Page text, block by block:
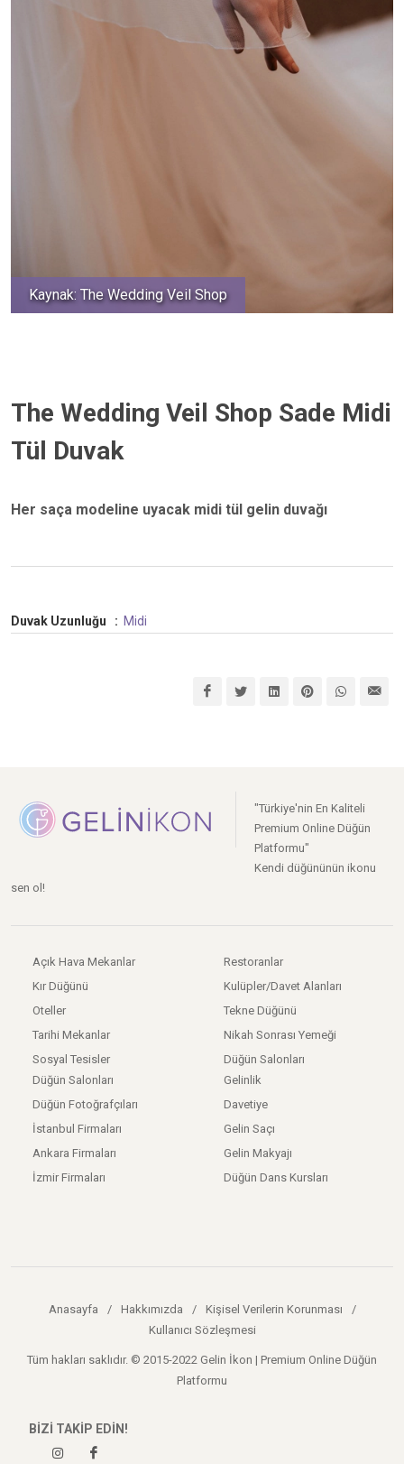
Kaynak: The Wedding Veil Shop
The Wedding Veil Shop Sade Midi
Tül Duvak
Her saça modeline uyacak midi tül gelin duvağı
Duvak Uzunluğu : Midi
"Türkiye'nin En Kaliteli
Premium Online Düğün
Platformu"
Kendi düğününün ikonu
sen ol!
Açık Hava Mekanlar
Kır Düğünü
Oteller
Tarihi Mekanlar
Sosyal Tesisler
Restoranlar
Kulüpler/Davet Alanları
Tekne Düğünü
Nikah Sonrası Yemeği
Düğün Salonları
Düğün Salonları
Düğün Fotoğrafçıları
İstanbul Firmaları
Ankara Firmaları
İzmir Firmaları
Gelinlik
Davetiye
Gelin Saçı
Gelin Makyajı
Düğün Dans Kursları
Anasayfa / Hakkımızda / Kişisel Verilerin Korunması
/
Kullanıcı Sözleşmesi
Tüm hakları saklıdır. © 2015-2022 Gelin İkon | Premium Online Düğün
Platformu
BİZİ TAKİP EDİN!